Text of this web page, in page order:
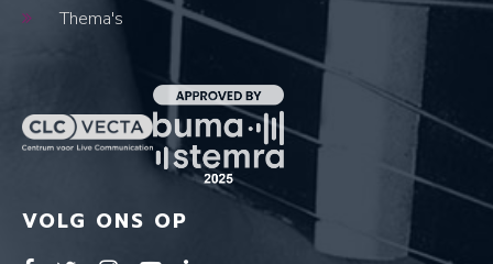
Thema's
VOLG ONS OP